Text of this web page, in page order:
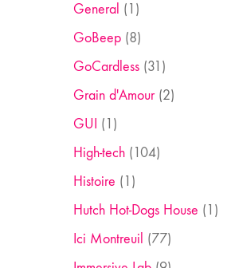
General (1)
GoBeep(8)
GoCardless(31)
Grain d'Amour(2)
GUI (1)
High-tech(104)
Histoire (1)
Hutch Hot-Dogs House (1)
Ici Montreuil (77)